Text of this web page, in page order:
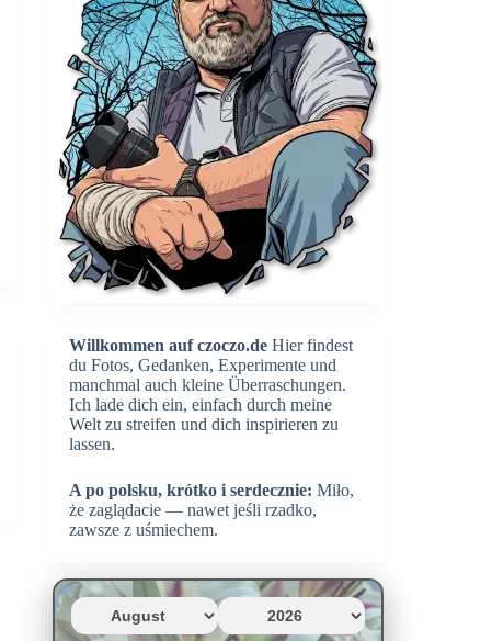
Willkommen auf czoczo.de Hier findest
du Fotos, Gedanken, Experimente und
manchmal auch kleine Überraschungen.
Ich lade dich ein, einfach durch meine
Welt zu streifen und dich inspirieren zu
lassen.
A po polsku, krótko i serdecznie: Miło,
że zaglądacie — nawet jeśli rzadko,
zawsze z uśmiechem.